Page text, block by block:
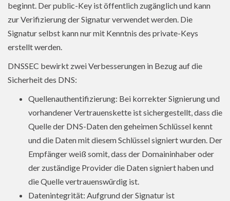
beginnt. Der public-Key ist öffentlich zugänglich und kann
zur Verifizierung der Signatur verwendet werden. Die
Signatur selbst kann nur mit Kenntnis des private-Keys
erstellt werden.
DNSSEC bewirkt zwei Verbesserungen in Bezug auf die
Sicherheit des DNS:
Quellenauthentifizierung: Bei korrekter Signierung und
vorhandener Vertrauenskette ist sichergestellt, dass die
Quelle der DNS-Daten den geheimen Schlüssel kennt
und die Daten mit diesem Schlüssel signiert wurden. Der
Empfänger weiß somit, dass der Domaininhaber oder
der zuständige Provider die Daten signiert haben und
die Quelle vertrauenswürdig ist.
Datenintegrität: Aufgrund der Signatur ist